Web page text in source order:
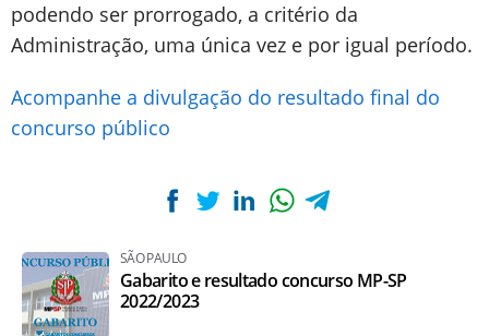
podendo ser prorrogado, a critério da
Administração, uma única vez e por igual período.
Acompanhe a divulgação do resultado final do
concurso público
SÃO PAULO
Gabarito e resultado concurso MP-SP
2022/2023